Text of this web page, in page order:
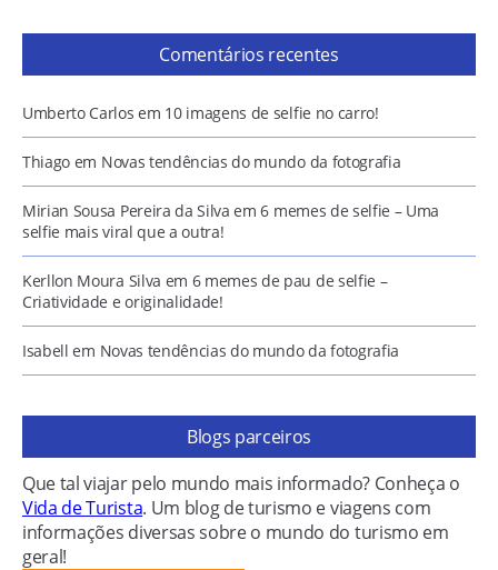
Comentários recentes
Umberto Carlos em 10 imagens de selfie no carro!
Thiago em Novas tendências do mundo da fotografia
Mirian Sousa Pereira da Silva em6 memes de selfie – Uma
selfie mais viral que a outra!
Kerllon Moura Silva em 6 memes de pau de selfie –
Criatividade e originalidade!
Isabell em Novas tendências do mundo da fotografia
Blogs parceiros
Que tal viajar pelo mundo mais informado? Conheça o
Vida de Turista. Um blog de turismo e viagens com
informações diversas sobre o mundo do turismo em
geral!